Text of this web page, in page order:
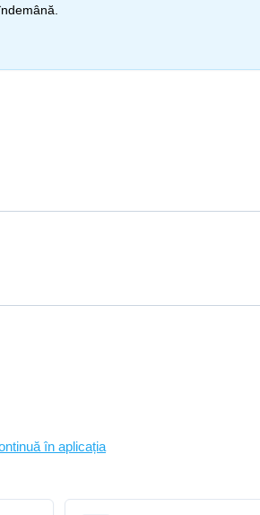
în aplicația